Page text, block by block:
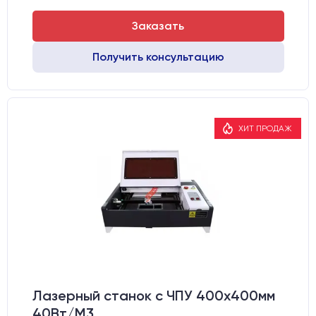
Заказать
Получить консультацию
ХИТ ПРОДАЖ
Лазерный станок c ЧПУ 400х400мм